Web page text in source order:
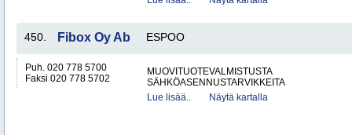
450. Fibox Oy Ab ESPOO
Puh. 020 778 5700
Faksi 020 778 5702
MUOVITUOTEVALMISTUSTA
SÄHKÖASENNUSTARVIKKEITA
Lue lisää..
Näytä kartalla